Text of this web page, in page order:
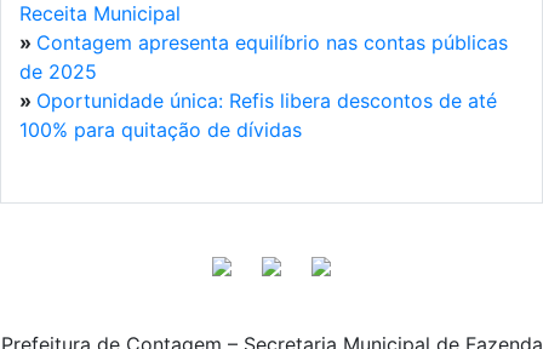
Receita Municipal
» Contagem apresenta equilíbrio nas contas públicas
de 2025
» Oportunidade única: Refis libera descontos de até
100% para quitação de dívidas